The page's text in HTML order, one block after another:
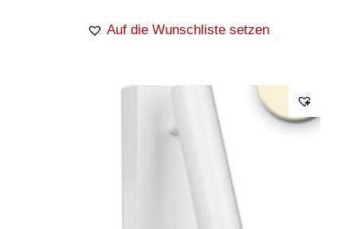
Auf die Wunschliste setzen